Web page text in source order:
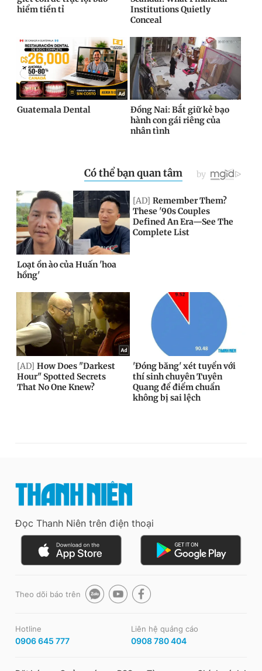
Đọc Thanh Niên trên điện thoại
Theo dõi báo trên
Hotline
0906 645 777
Liên hệ quảng cáo
0908 780 404